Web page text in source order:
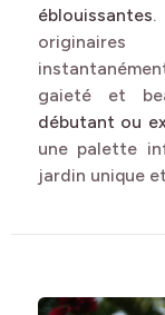
éblouissantes.
originaires
gaieté et
débutant ou
une palette
jardin unique